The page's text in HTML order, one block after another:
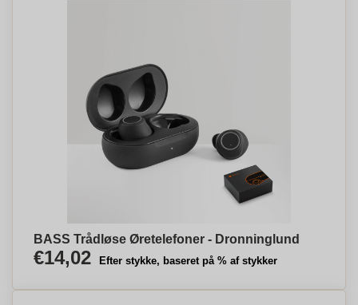
BASS Trådløse Øretelefoner - Dronninglund
€14,02 Efter stykke, baseret på % af stykker